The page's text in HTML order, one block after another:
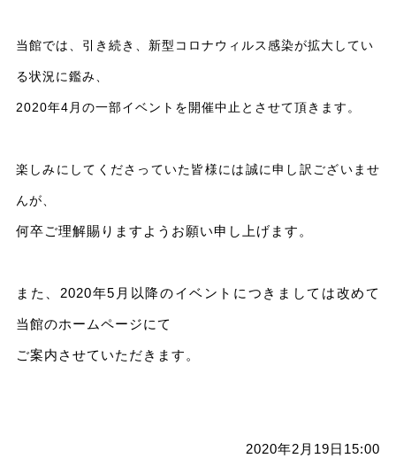
当館では、引き続き、新型コロナウィルス感染が拡大してい
る状況に鑑み、
2020年4月の一部イベントを開催中止とさせて頂きます。
楽しみにしてくださっていた皆様には誠に申し訳ございませ
んが、
何卒ご理解賜りますようお願い申し上げます。
また、2020年5月以降のイベントにつきましては改めて
当館のホームページにて
ご案内させていただきます。
2020年2月19日15:00